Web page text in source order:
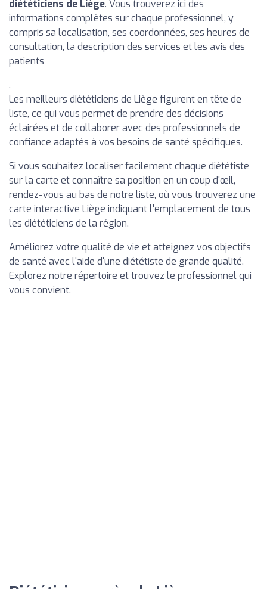
diététiciens de Liège. Vous trouverez ici des
informations complètes sur chaque professionnel, y
compris sa localisation, ses coordonnées, ses heures de
consultation, la description des services et les avis des
patients
.
Les meilleurs diététiciens de Liège figurent en tête de
liste, ce qui vous permet de prendre des décisions
éclairées et de collaborer avec des professionnels de
confiance adaptés à vos besoins de santé spécifiques.
Si vous souhaitez localiser facilement chaque diététiste
sur la carte et connaître sa position en un coup d'œil,
rendez-vous au bas de notre liste, où vous trouverez une
carte interactive Liège indiquant l'emplacement de tous
les diététiciens de la région.
Améliorez votre qualité de vie et atteignez vos objectifs
de santé avec l'aide d'une diététiste de grande qualité.
Explorez notre répertoire et trouvez le professionnel qui
vous convient.